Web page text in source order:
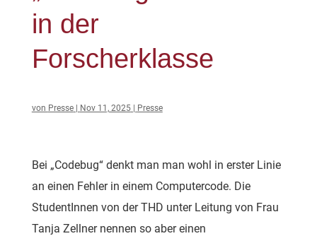
in der
Forscherklasse
von Presse| Nov 11, 2025| Presse
Bei „Codebug“ denkt man man wohl in erster Linie
an einen Fehler in einem Computercode. Die
StudentInnen von der THD unter Leitung von Frau
Tanja Zellner nennen so aber einen